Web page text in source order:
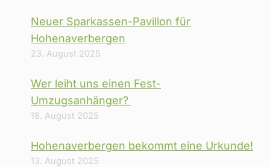
Neuer Sparkassen-Pavillon für
Hohenaverbergen
23. August 2025
Wer leiht uns einen Fest-
Umzugsanhänger?
18. August 2025
Hohenaverbergen bekommt eine Urkunde!
13. August 2025